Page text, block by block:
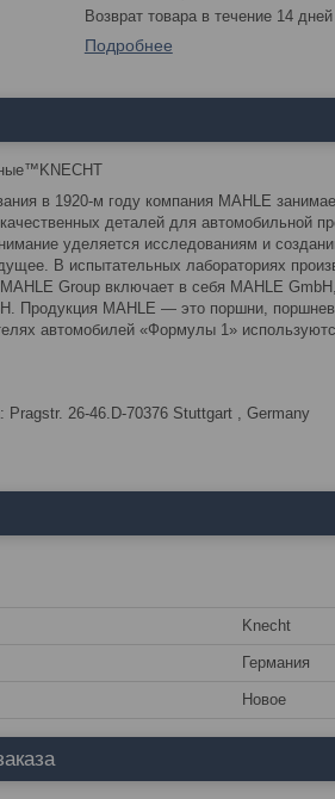
возврат товара в течение 14 дней
Подробнее
в 1920-м году компания MAHLE
деталей для автомобильной
уделяется исследованиям и
В испытательных лабораториях
Group включает в себя MAHLE
Продукция MAHLE — это поршни,
автомобилей «Формулы 1»
Pragstr. 26-46.D-70376 Stuttgart , Germany
Knecht
Германия
Новое